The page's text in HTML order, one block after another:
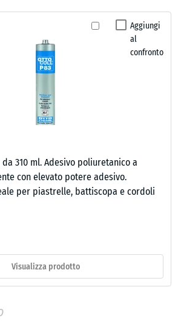
Aggiungi
al
confronto
da 310 ml. Adesivo poliuretanico a
con elevato potere adesivo.
per piastrelle, battiscopa e cordoli
Visualizza prodotto